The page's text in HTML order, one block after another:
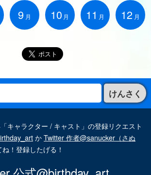
9 月 10 月 11 月 12 月
けんさく
キャラクター / キャスト」の登録リクエスト
かTwitter 作者@sanucker（さぬ
！登録したげる！